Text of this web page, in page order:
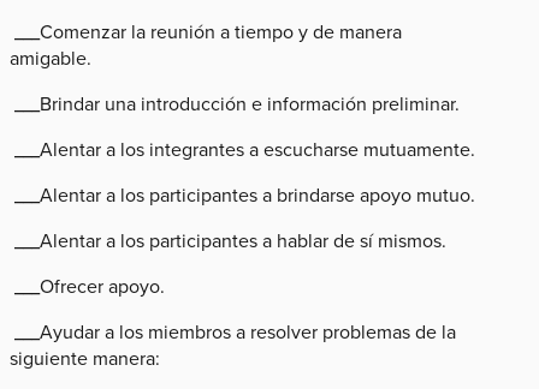
___Comenzar la reunión a tiempo y de manera
amigable.
___Brindar una introducción e información preliminar.
___Alentar a los integrantes a escucharse mutuamente.
___Alentar a los participantes a brindarse apoyo mutuo.
___Alentar a los participantes a hablar de sí mismos.
___Ofrecer apoyo.
___Ayudar a los miembros a resolver problemas de la
siguiente manera: